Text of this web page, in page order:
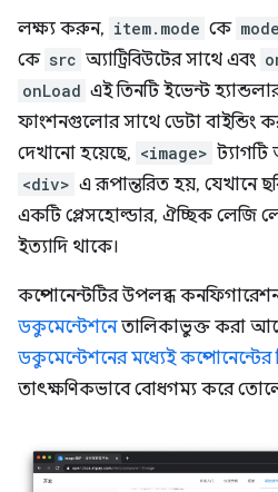
লক্ষ্য করুন, item.mode কে mode
কে src অ্যাট্রিবিউটের সাথে এবং
onLoad এই তিনটি ইভেন্ট
ফাংশনগুলোর সাথে ডেটা বাইন্ডিং
দেখানো হয়েছে, <image> ট্যাগটি
<div> এ রূপান্তরিত হয়, যেখানে
একটি প্লেসহোল্ডার, ঐচ্ছিক লেজি
ইত্যাদি থাকে।
কম্পোনেন্টটির উপলব্ধ
ডকুমেন্টেশনেতালিকাভুক্ত করা
ডকুমেন্টেশনের মধ্যেই কম্পোনেন্টের
তাৎক্ষণিকভাবে বোধগম্য করে